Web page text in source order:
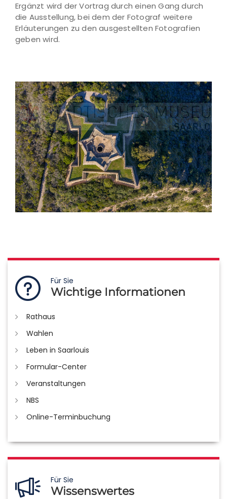
Ergänzt wird der Vortrag durch einen Gang durch
die Ausstellung, bei dem der Fotograf weitere
Erläuterungen zu den ausgestellten Fotografien
geben wird.
Für Sie
Wichtige Informationen
Rathaus
Wahlen
Leben in Saarlouis
Formular-Center
Veranstaltungen
NBS
Online-Terminbuchung
Für Sie
Wissenswertes